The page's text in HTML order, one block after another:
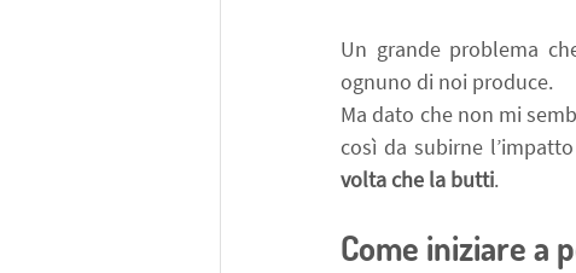
Un grande problema
ognuno di noi produce.
Ma dato che non mi
così da subirne
volta che la butti.
Come iniziare a